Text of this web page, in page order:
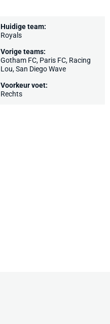
Huidige team:
Royals
Vorige teams:
Gotham FC, Paris FC, Racing
Lou, San Diego Wave
Voorkeur voet:
Rechts